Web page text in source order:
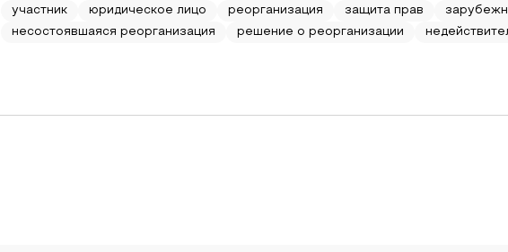
участник юридическое лицо реорганизация защита прав
несостоявшаяся реорганизация
решение о реорганизации